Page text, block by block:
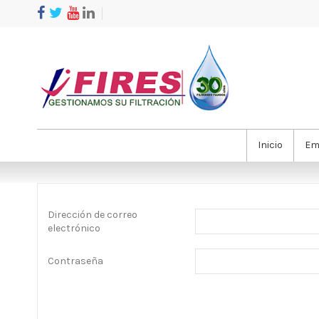
Inicio
Dirección de correo
electrónico
Contraseña